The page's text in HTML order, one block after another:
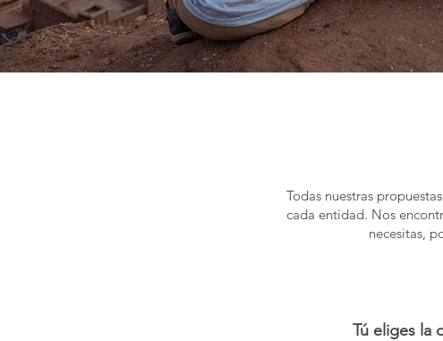
Todas nuestras
cada entidad. Nos
necesitas,
Tú eliges la